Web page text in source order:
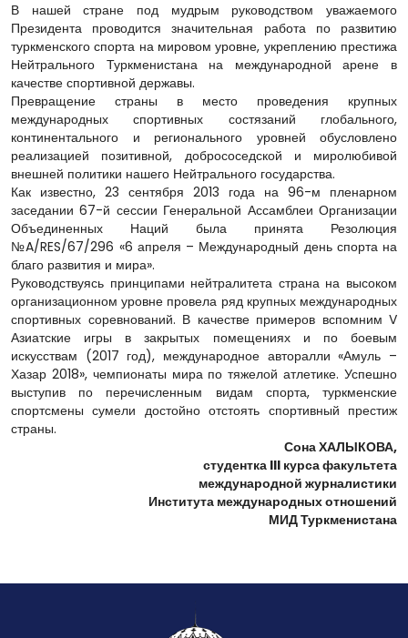
В нашей стране под мудрым руководством уважаемого
Президента проводится значительная работа по развитию
туркменского спорта на мировом уровне, укреплению престижа
Нейтрального Туркменистана на международной арене в
качестве спортивной державы.
Превращение страны в место проведения крупных
международных спортивных состязаний глобального,
континентального и регионального уровней обусловлено
реализацией позитивной, добрососедской и миролюбивой
внешней политики нашего Нейтрального государства.
Как известно, 23 сентября 2013 года на 96-м пленарном
заседании 67-й сессии Генеральной Ассамблеи Организации
Объединенных Наций была принята Резолюция
№A/RES/67/296 «6 апреля – Международный день спорта на
благо развития и мира».
Руководствуясь принципами нейтралитета страна на высоком
организационном уровне провела ряд крупных международных
спортивных соревнований. В качестве примеров вспомним V
Азиатские игры в закрытых помещениях и по боевым
искусствам (2017 год), международное авторалли «Амуль –
Хазар 2018», чемпионаты мира по тяжелой атлетике. Успешно
выступив по перечисленным видам спорта, туркменские
спортсмены сумели достойно отстоять спортивный престиж
страны.
Сона ХАЛЫКОВА,
студентка III курса факультета
международной журналистики
Института международных отношений
МИД Туркменистана